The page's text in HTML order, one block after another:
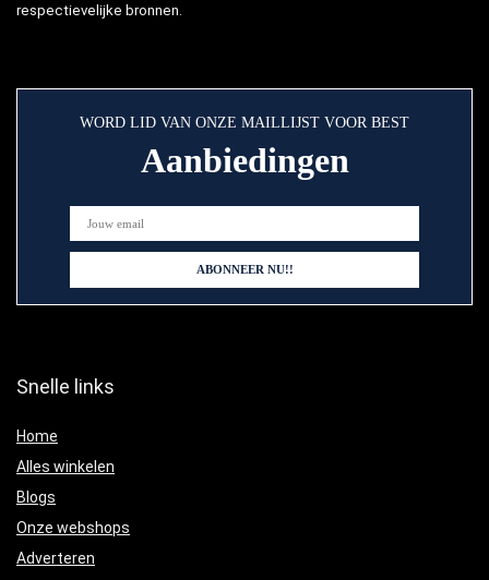
respectievelijke bronnen.
WORD LID VAN ONZE MAILLIJST VOOR BEST
Aanbiedingen
Snelle links
Home
Alles winkelen
Blogs
Onze webshops
Adverteren